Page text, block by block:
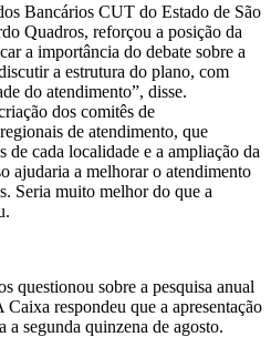
Bancários CUT do Estado de São
Quadros, reforçou a posição da
a importância do debate sobre a
a estrutura do plano, com
do atendimento”, disse.
dos comitês de
de atendimento, que
de cada localidade e a ampliação da
ajudaria a melhorar o atendimento
Seria muito melhor do que a
questionou sobre a pesquisa anual
respondeu que a apresentação
a segunda quinzena de agosto.